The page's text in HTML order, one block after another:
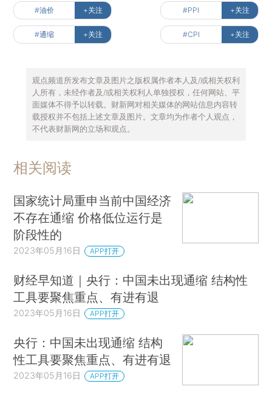
#油价 +关注 #PPI +关注
#通缩 +关注 #CPI +关注
观点频道所发布文章及图片之版权属作者本人及/或相关权利
人所有，未经作者及/或相关权利人单独授权，任何网站、平
面媒体不得予以转载。财新网对相关媒体的网站信息内容转
载授权并不包括上述文章及图片。文章均为作者个人观点，
不代表财新网的立场和观点。
相关阅读
国家统计局重申当前中国经济
不存在通缩 价格低位运行是
阶段性的
2023年05月16日 APP打开
财经早知道｜央行：中国未出现通缩 结构性
工具要聚焦重点、有进有退
2023年05月16日 APP打开
央行：中国未出现通缩 结构
性工具要聚焦重点、有进有退
2023年05月16日 APP打开